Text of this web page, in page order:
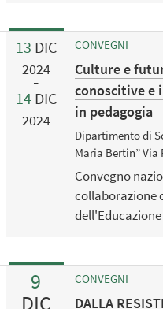
13 DIC
2024
14 DIC
2024
CONVEGNI
Culture e
conoscitive e
in pedagogia
Dipartimento di
Maria Bertin” Via
Convegno
collaborazione
dell'Educazione
9
DIC
CONVEGNI
DALLA